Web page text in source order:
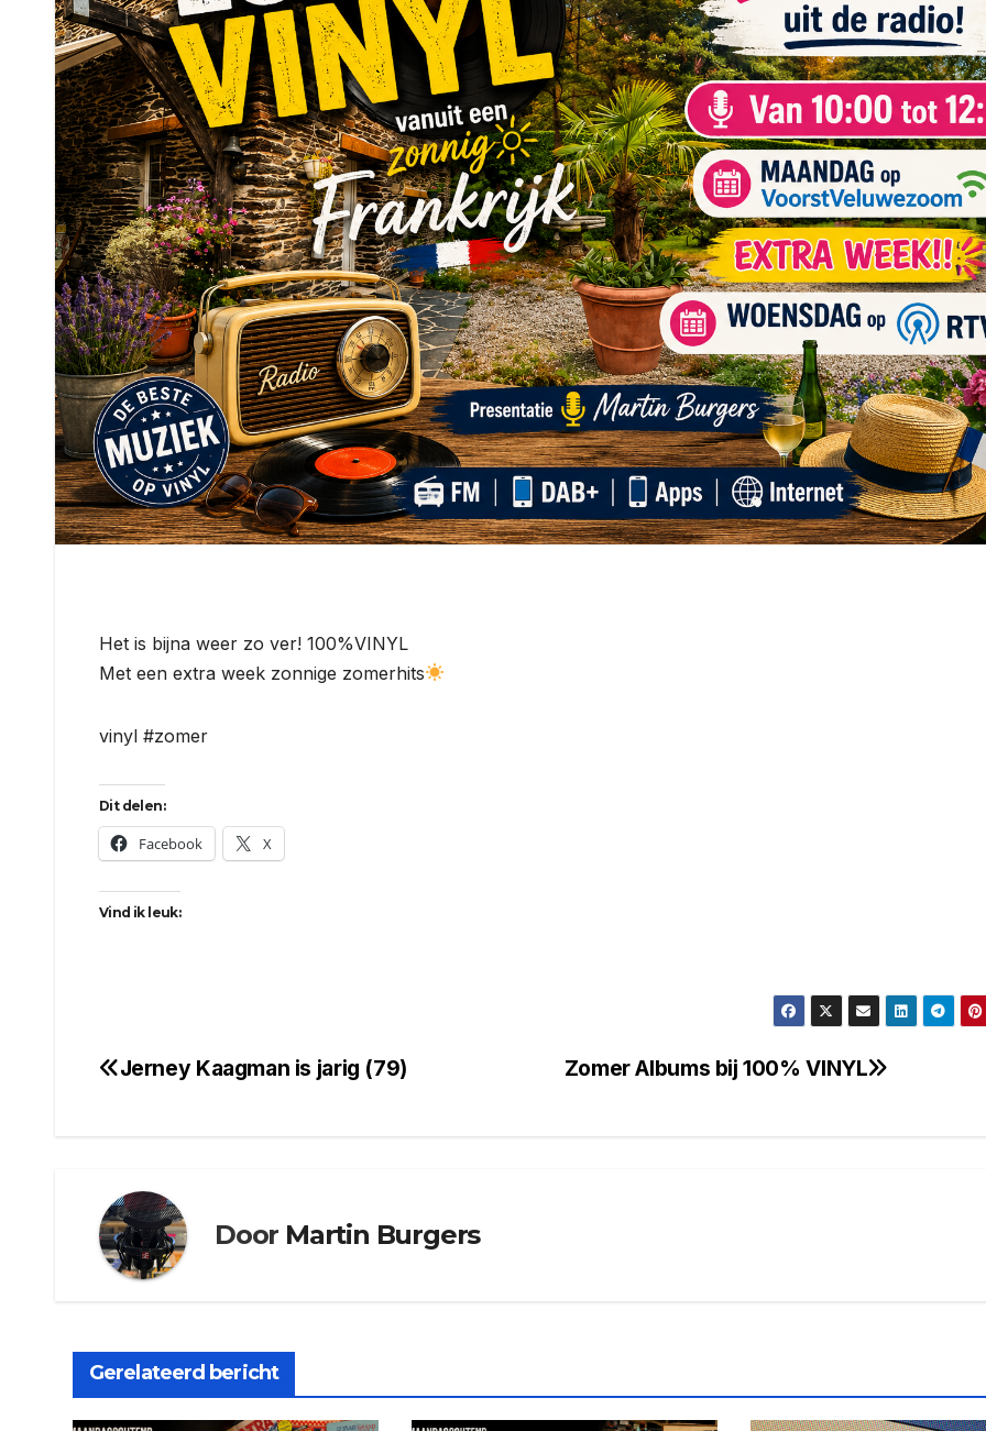
Het is bijna weer zo ver! 100%VINYL
Met een extra week zonnige zomerhits
vinyl #zomer
Dit delen:
Facebook X
Vind ik leuk:
Bericht
Zomer Albums bij 100% VINYL
Jerney Kaagman is jarig (79)
Door Martin Burgers
Gerelateerd bericht